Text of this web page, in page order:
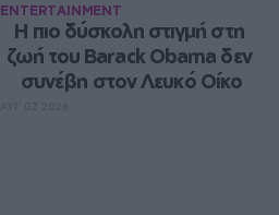
ENTERTAINMENT
Η πιο δύσκολη στιγμή στη
ζωή του Barack Obama δεν
συνέβη στον Λευκό Οίκο